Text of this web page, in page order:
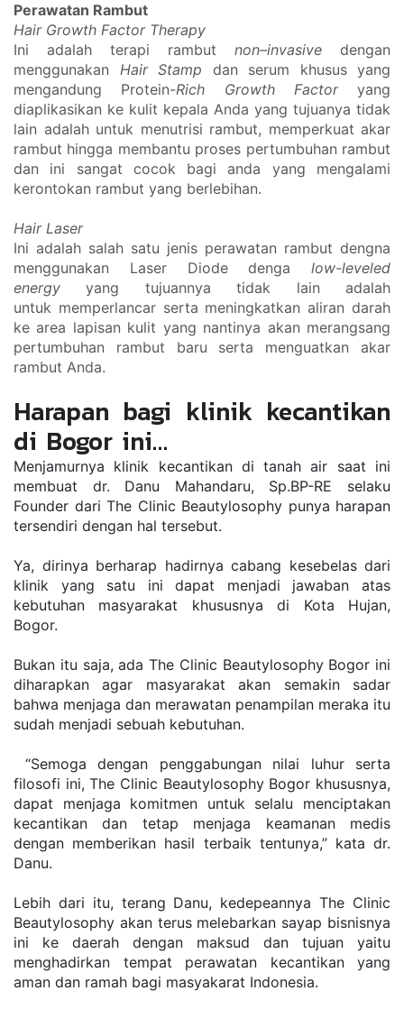
Perawatan Rambut
Hair Growth Factor Therapy
Ini adalah terapi rambut non–invasive dengan
menggunakan Hair Stamp dan serum khusus yang
mengandung Protein-Rich Growth Factor yang
diaplikasikan ke kulit kepala Anda yang tujuanya tidak
lain adalah untuk menutrisi rambut, memperkuat akar
rambut hingga membantu proses pertumbuhan rambut
dan ini sangat cocok bagi anda yang mengalami
kerontokan rambut yang berlebihan.
Hair Laser
Ini adalah salah satu jenis perawatan rambut dengna
menggunakan Laser Diode denga low-leveled
energy yang tujuannya tidak lain adalah
untuk memperlancar serta meningkatkan aliran darah
ke area lapisan kulit yang nantinya akan merangsang
pertumbuhan rambut baru serta menguatkan akar
rambut Anda.
Harapan bagi klinik kecantikan
di Bogor ini…
Menjamurnya klinik kecantikan di tanah air saat ini
membuat dr. Danu Mahandaru, Sp.BP-RE selaku
Founder dari The Clinic Beautylosophy punya harapan
tersendiri dengan hal tersebut.
Ya, dirinya berharap hadirnya cabang kesebelas dari
klinik yang satu ini dapat menjadi jawaban atas
kebutuhan masyarakat khususnya di Kota Hujan,
Bogor.
Bukan itu saja, ada The Clinic Beautylosophy Bogor ini
diharapkan agar masyarakat akan semakin sadar
bahwa menjaga dan merawatan penampilan meraka itu
sudah menjadi sebuah kebutuhan.
“Semoga dengan penggabungan nilai luhur serta
filosofi ini, The Clinic Beautylosophy Bogor khususnya,
dapat menjaga komitmen untuk selalu menciptakan
kecantikan dan tetap menjaga keamanan medis
dengan memberikan hasil terbaik tentunya,” kata dr.
Danu.
Lebih dari itu, terang Danu, kedepeannya The Clinic
Beautylosophy akan terus melebarkan sayap bisnisnya
ini ke daerah dengan maksud dan tujuan yaitu
menghadirkan tempat perawatan kecantikan yang
aman dan ramah bagi masyakarat Indonesia.